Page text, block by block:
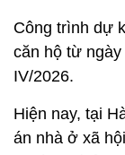
Công trình dự
căn hộ từ
IV/2026.
Hiện nay, tại
án nhà ở xã